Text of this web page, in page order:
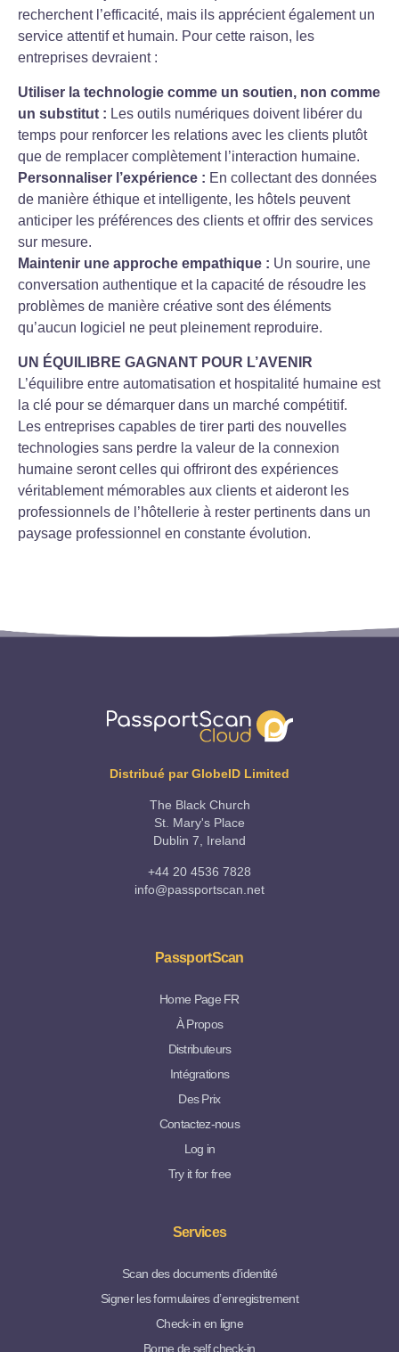
recherchent l’efficacité, mais ils apprécient également un
service attentif et humain. Pour cette raison, les
entreprises devraient :
Utiliser la technologie comme un soutien, non comme
un substitut : Les outils numériques doivent libérer du
temps pour renforcer les relations avec les clients plutôt
que de remplacer complètement l’interaction humaine.
Personnaliser l’expérience : En collectant des données
de manière éthique et intelligente, les hôtels peuvent
anticiper les préférences des clients et offrir des services
sur mesure.
Maintenir une approche empathique : Un sourire, une
conversation authentique et la capacité de résoudre les
problèmes de manière créative sont des éléments
qu’aucun logiciel ne peut pleinement reproduire.
UN ÉQUILIBRE GAGNANT POUR L’AVENIR
L’équilibre entre automatisation et hospitalité humaine est
la clé pour se démarquer dans un marché compétitif.
Les entreprises capables de tirer parti des nouvelles
technologies sans perdre la valeur de la connexion
humaine seront celles qui offriront des expériences
véritablement mémorables aux clients et aideront les
professionnels de l’hôtellerie à rester pertinents dans un
paysage professionnel en constante évolution.
Distribué par GlobeID Limited
The Black Church
St. Mary's Place
Dublin 7, Ireland
+44 20 4536 7828
info@passportscan.net
PassportScan
Home Page FR
À Propos
Distributeurs
Intégrations
Des Prix
Contactez-nous
Log in
Try it for free
Services
Scan des documents d’identité
Signer les formulaires d’enregistrement
Check-in en ligne
Borne de self check-in